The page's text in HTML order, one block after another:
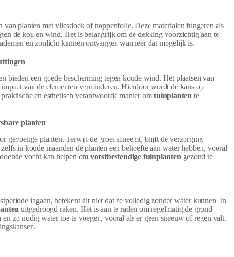
van planten met vliesdoek of noppenfolie. Deze materialen fungeren als
de kou en wind. Het is belangrijk om de dekking voorzichtig aan te
en zonlicht kunnen ontvangen wanneer dat mogelijk is.
bieden een goede bescherming tegen koude wind. Het plaatsen van
van de elementen verminderen. Hierdoor wordt de kans op
en esthetisch verantwoorde manier om tuinplanten te
planten
gevoelige planten. Terwijl de groei afneemt, blijft de verzorging
in koude maanden de planten een behoefte aan water hebben, vooral
vocht kan helpen om vorstbestendige tuinplanten gezond te
ingaan, betekent dit niet dat ze volledig zonder water kunnen. In
uitgedroogd raken. Het is aan te raden om regelmatig de grond
zo nodig water toe te voegen, vooral als er geen sneeuw of regen valt.